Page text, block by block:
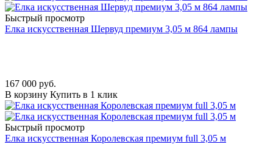
Быстрый просмотр
Елка искусственная Шервуд премиум 3,05 м 864 лампы
167 000 руб.
В корзину Купить в 1 клик
Быстрый просмотр
Елка искусственная Королевская премиум full 3,05 м